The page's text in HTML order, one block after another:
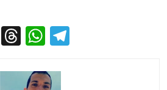
R
d
T
e
W
at